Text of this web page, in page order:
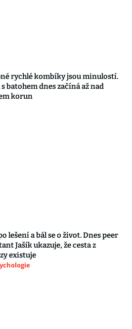
rychlé kombíky jsou minulostí.
s batohem dnes začíná až nad
korun
lešení a bál se o život. Dnes peer
Jašík ukazuje, že cesta z
existuje